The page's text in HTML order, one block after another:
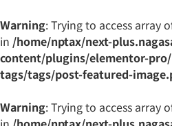
Warning: Trying to access array
in /home/nptax/next-
content/plugins/elementor-
tags/tags/post-featured-
Warning: Trying to access array